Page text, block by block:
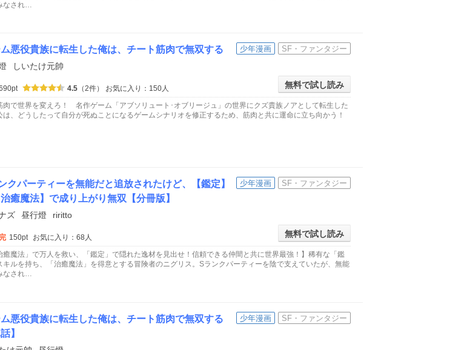
なされ…
少年漫画 SF・ファンタジー
悪役貴族に転生した俺は、チート筋肉で無双する
しいたけ元帥
無料で試し読み
4.5 （2件）
お気に入り：150人
肉で世界を変えろ！ 名作ゲーム「アブソリュート･オブリージュ」の世界にクズ貴族ノアとして転生した
は、どうしたって自分が死ぬことになるゲームシナリオを修正するため、筋肉と共に運命に立ち向かう！
少年漫画 SF・ファンタジー
クパーティーを無能だと追放されたけど、【鑑定】
癒魔法】で成り上がり無双【分冊版】
ズ 昼行燈
riritto
無料で試し読み
150pt
お気に入り：68人
癒魔法」で万人を救い、「鑑定」で隠れた逸材を見出せ！信頼できる仲間と共に世界最強！】稀有な「鑑
キルを持ち、「治癒魔法」を得意とする冒険者のニグリス。Sランクパーティーを陰で支えていたが、無能
なされ…
少年漫画 SF・ファンタジー
悪役貴族に転生した俺は、チート筋肉で無双する
】